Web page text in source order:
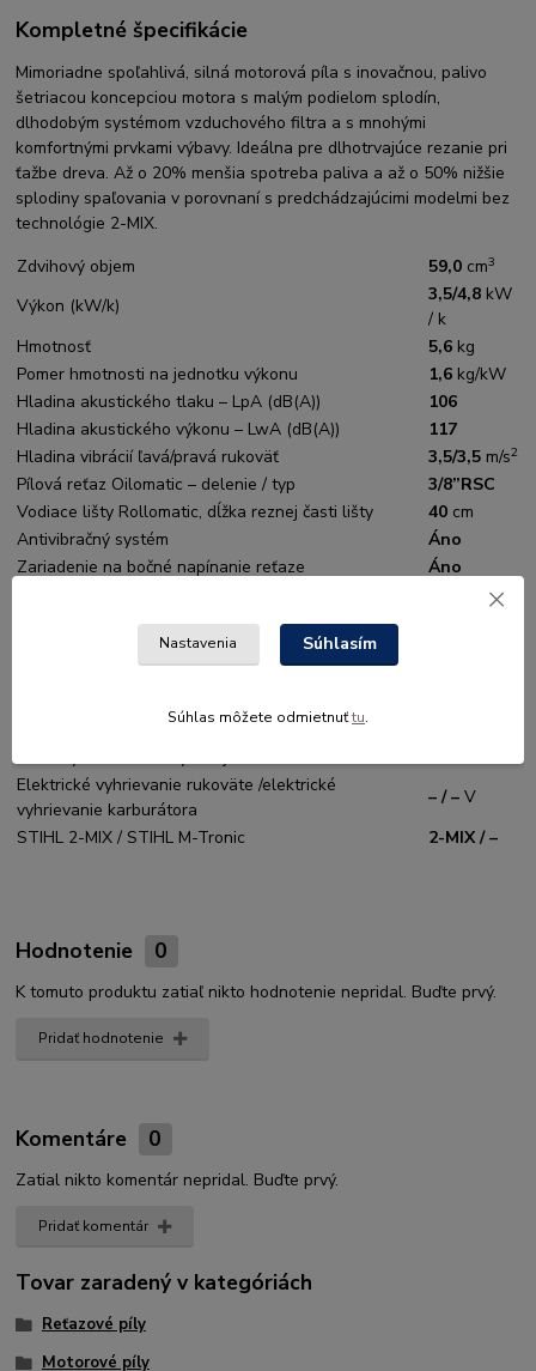
Kompletné špecifikácie
Mimoriadne spoľahlivá, silná motorová píla s inovačnou, palivo
šetriacou koncepciou motora s malým podielom splodín,
dlhodobým systémom vzduchového filtra a s mnohými
komfortnými prvkami výbavy. Ideálna pre dlhotrvajúce rezanie pri
ťažbe dreva. Až o 20% menšia spotreba paliva a až o 50% nižšie
splodiny spaľovania v porovnaní s predchádzajúcimi modelmi bez
technológie 2-MIX.
Zdvihový objem
59,0 cm3
Výkon (kW/k)
3,5/4,8 kW
/ k
Hmotnosť
5,6 kg
Pomer hmotnosti na jednotku výkonu
1,6 kg/kW
Hladina akustického tlaku – LpA (dB(A))
106
Hladina akustického výkonu – LwA (dB(A))
117
Hladina vibrácií ľavá/pravá rukoväť
3,5/3,5 m/s2
Pílová reťaz Oilomatic – delenie / typ
3/8”RSC
Vodiace lišty Rollomatic, dĺžka reznej časti lišty
40 cm
Antivibračný systém
Áno
Zariadenie na bočné napínanie reťaze
Áno
Manuál. palivové / nastaviť. olej. čerpadlo
Dekompresný ventil / ElastoStart / ErgoStart
Elektrické vyhrievanie rukoväte /elektrické
vyhrievanie karburátora
– / – V
STIHL 2-MIX / STIHL M-Tronic
2-MIX / –
Hodnotenie 0
K tomuto produktu zatiaľ nikto hodnotenie nepridal. Buďte prvý.
Pridať hodnotenie
Komentáre 0
Zatial nikto komentár nepridal. Buďte prvý.
Pridať komentár
Tovar zaradený v kategóriách
Reťazové píly
Motorové píly
Nastavenia Súhlasím
Súhlas môžete odmietnuťtu.